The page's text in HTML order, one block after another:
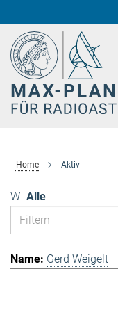
Home Aktiv
W Alle
Gerd Weigelt